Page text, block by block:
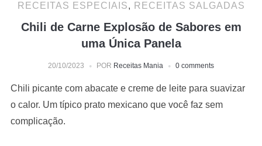
RECEITAS ESPECIAIS, RECEITAS SALGADAS
Chili de Carne Explosão de Sabores em
uma Única Panela
20/10/2023 POR Receitas Mania 0 comments
Chili picante com abacate e creme de leite para suavizar
o calor. Um típico prato mexicano que você faz sem
complicação.